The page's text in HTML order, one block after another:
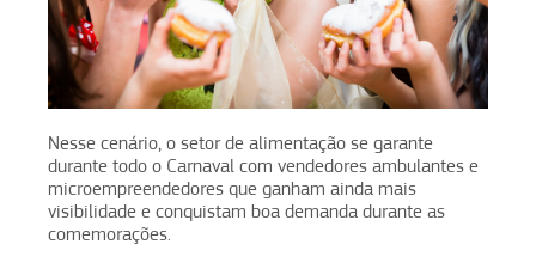
Nesse cenário, o setor de alimentação se garante
durante todo o Carnaval com vendedores ambulantes e
microempreendedores que ganham ainda mais
visibilidade e conquistam boa demanda durante as
comemorações.